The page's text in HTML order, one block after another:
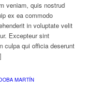
veniam, quis nostrud
ex ea commodo
in voluptate velit
Excepteur sint
culpa qui officia deserunt
MARTÍN